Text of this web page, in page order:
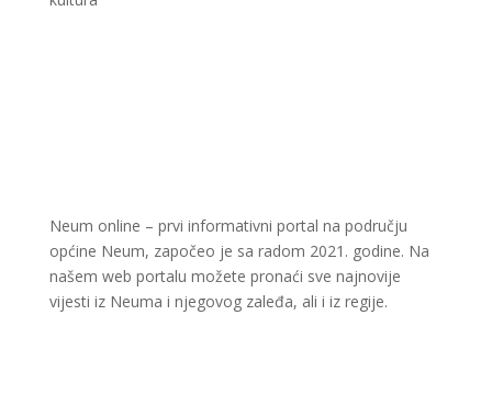
Neum online – prvi informativni portal na području
općine Neum, započeo je sa radom 2021. godine. Na
našem web portalu možete pronaći sve najnovije
vijesti iz Neuma i njegovog zaleđa, ali i iz regije.